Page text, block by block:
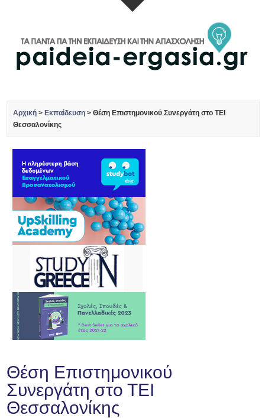
Αρχική > Εκπαίδευση >Θέση Επιστημονικού Συνεργάτη στο ΤΕΙ
Θεσσαλονίκης
Θέση Επιστημονικού
Συνεργάτη στο ΤΕΙ
Θεσσαλονίκης